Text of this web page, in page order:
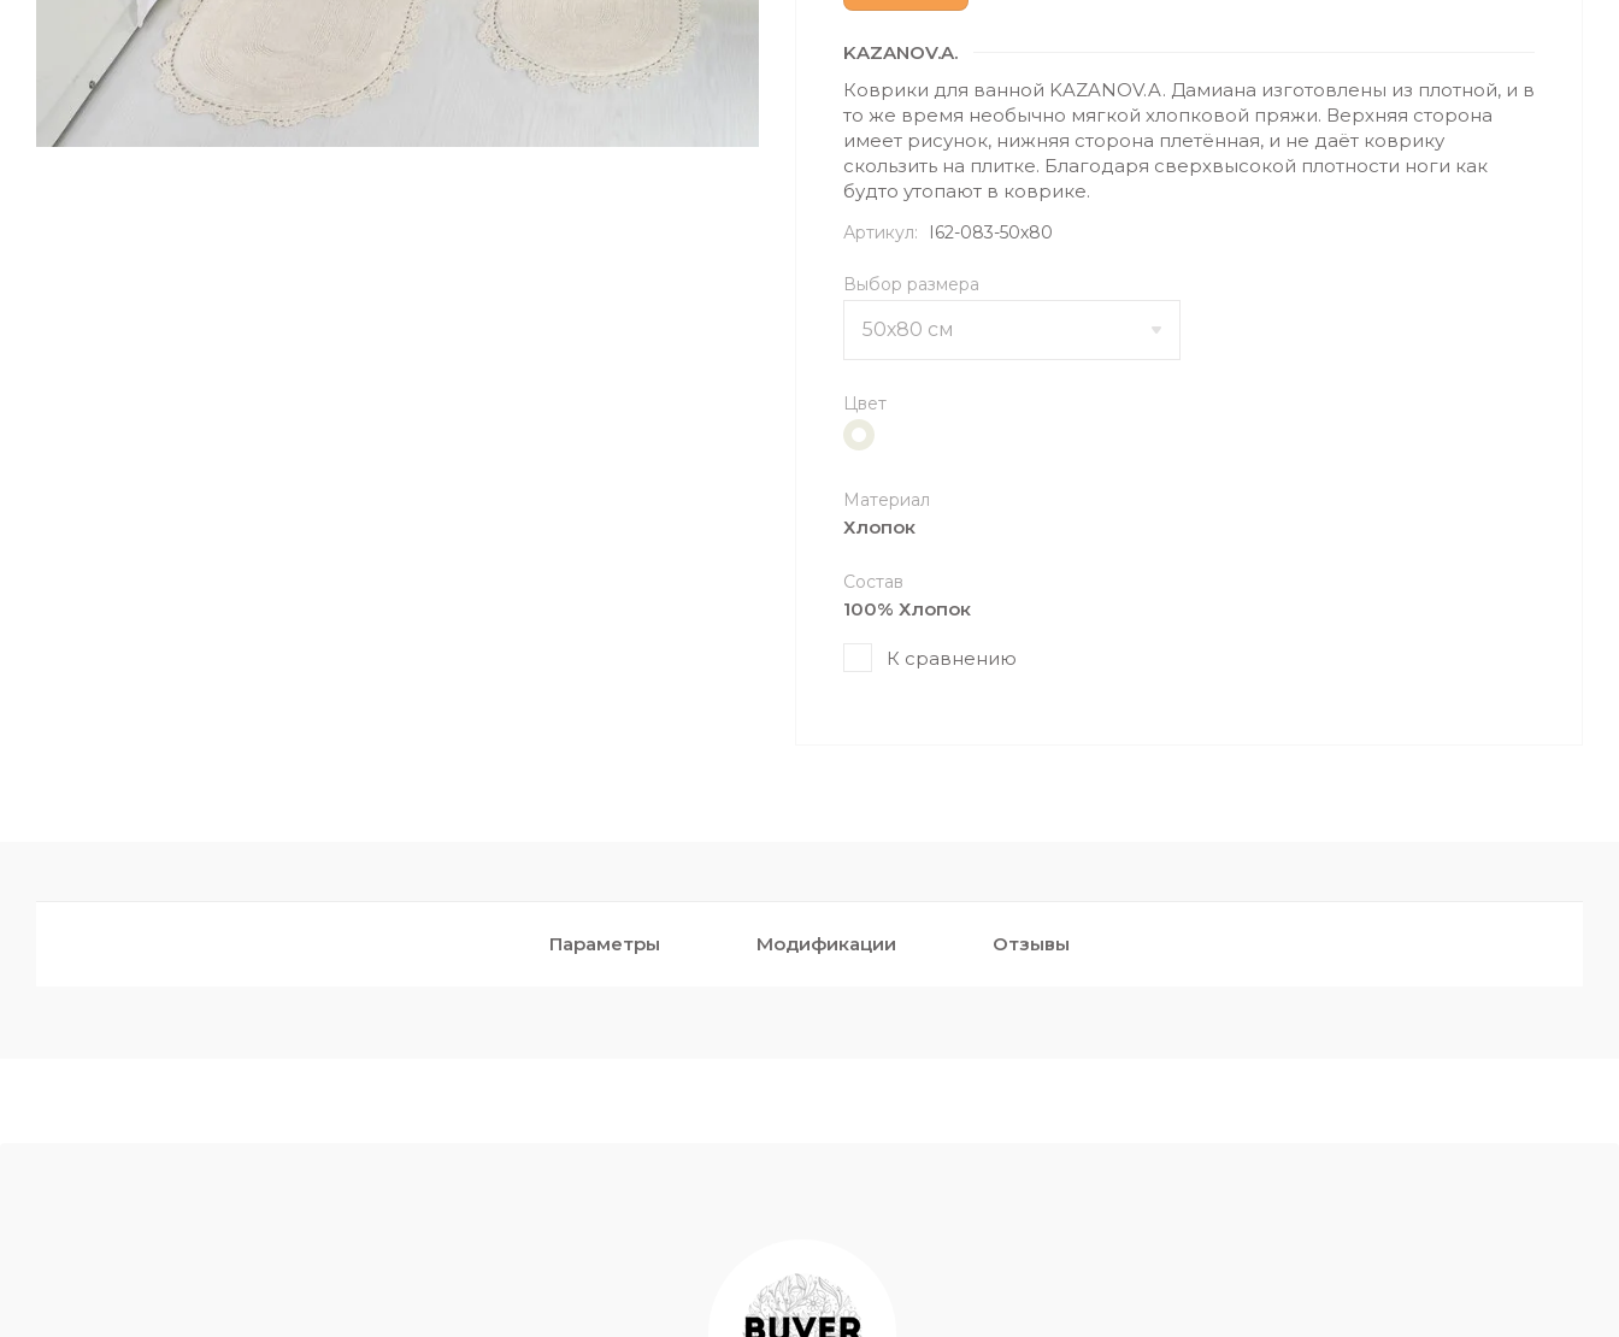
KAZANOV.A.
Коврики для ванной KAZANOV.A. Дамиана изготовлены из плотной, и в
то же время необычно мягкой хлопковой пряжи. Верхняя сторона
имеет рисунок, нижняя сторона плетённая, и не даёт коврику
скользить на плитке. Благодаря сверхвысокой плотности ноги как
будто утопают в коврике.
Артикул: I62-083-50х80
Выбор размера
Цвет
Материал
Хлопок
Состав
100% Хлопок
К сравнению
Параметры Модификации Отзывы